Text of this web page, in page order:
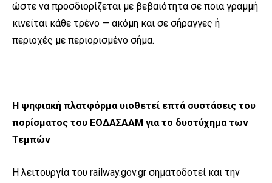
ώστε να προσδιορίζεται με βεβαιότητα σε ποια γραμμή
κινείται κάθε τρένο — ακόμη και σε σήραγγες ή
περιοχές με περιορισμένο σήμα.
Η ψηφιακή πλατφόρμα υιοθετεί επτά συστάσεις του
πορίσματος του ΕΟΔΑΣΑΑΜ για το δυστύχημα των
Τεμπών
Η λειτουργία του railway.gov.gr σηματοδοτεί και την